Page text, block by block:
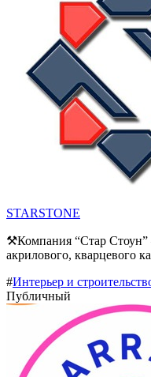
STARSTONE
⚒Компания “Стар Стоун”
акрилового, кварцевого
#Интерьер и
Публичный